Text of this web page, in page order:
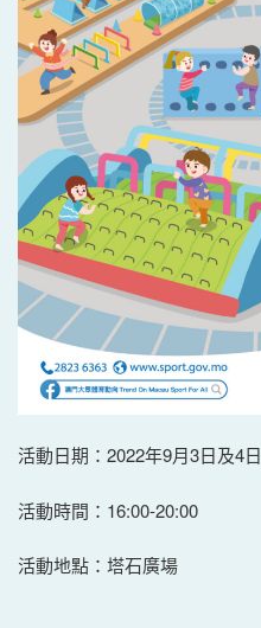
活動日期：2022年9月3日及4日
活動時間：16:00-20:00
活動地點：塔石廣場